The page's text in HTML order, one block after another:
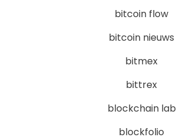
bitcoin flow
bitcoin nieuws
bitmex
bittrex
blockchain lab
blockfolio